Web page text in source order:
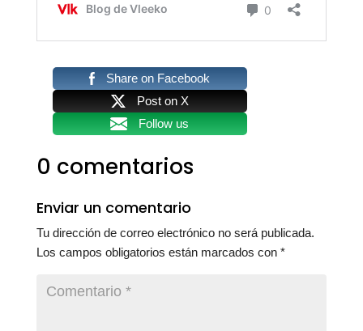
Share on Facebook
Post on X
Follow us
0 comentarios
Enviar un comentario
Tu dirección de correo electrónico no será publicada.
Los campos obligatorios están marcados con *